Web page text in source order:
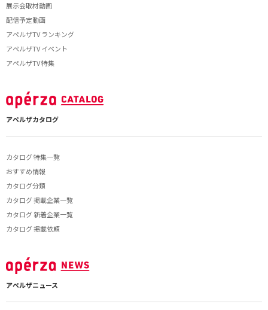
展示会取材動画
配信予定動画
アペルザTV ランキング
アペルザTV イベント
アペルザTV 特集
アペルザカタログ
カタログ 特集一覧
おすすめ情報
カタログ分類
カタログ 掲載企業一覧
カタログ 新着企業一覧
カタログ 掲載依頼
アペルザニュース